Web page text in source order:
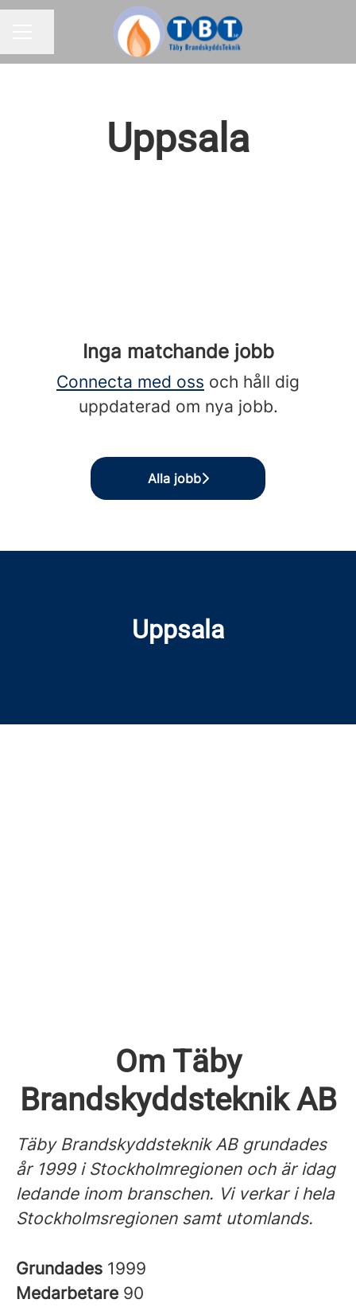
Uppsala
Inga matchande jobb
Connecta med oss och håll dig
uppdaterad om nya jobb.
Alla jobb
Uppsala
Om Täby
Brandskyddsteknik AB
Täby Brandskyddsteknik AB grundades
år 1999 i Stockholmregionen och är idag
ledande inom branschen. Vi verkar i hela
Stockholmsregionen samt utomlands.
Grundades 1999
Medarbetare 90